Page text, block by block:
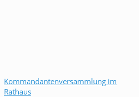
Kommandantenversammlung im
Rathaus